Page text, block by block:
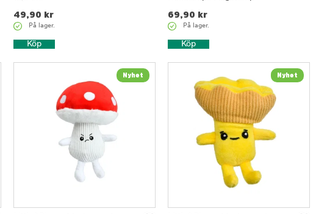
49,90 kr
På lager.
Köp
69,90 kr
På lager.
Köp